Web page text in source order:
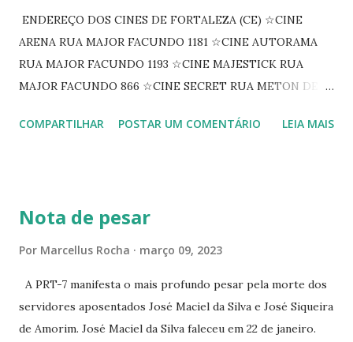
ENDEREÇO DOS CINES DE FORTALEZA (CE) ☆CINE
ARENA RUA MAJOR FACUNDO 1181 ☆CINE AUTORAMA
RUA MAJOR FACUNDO 1193 ☆CINE MAJESTICK RUA
MAJOR FACUNDO 866 ☆CINE SECRET RUA METON DE
PEIXOTO 1307 ☆CINE IRIS RUA FLORIANO PEIXOTO 1206
☆CINE VIP CLUBE RUA 24 DE MAIO 825 ☆CINE ECLIPSE
COMPARTILHAR POSTAR UM COMENTÁRIO LEIA MAIS
Nota de pesar
Por Marcellus Rocha março 09, 2023
A PRT-7 manifesta o mais profundo pesar pela morte dos
servidores aposentados José Maciel da Silva e José Siqueira
de Amorim. José Maciel da Silva faleceu em 22 de janeiro.